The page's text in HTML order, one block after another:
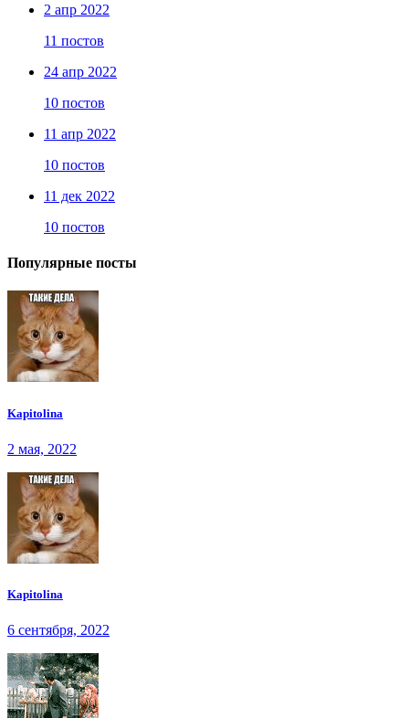
2 апр 2022
11 постов
24 апр 2022
10 постов
11 апр 2022
10 постов
11 дек 2022
10 постов
Популярные посты
Kapitolina
2 мая, 2022
Kapitolina
6 сентября, 2022